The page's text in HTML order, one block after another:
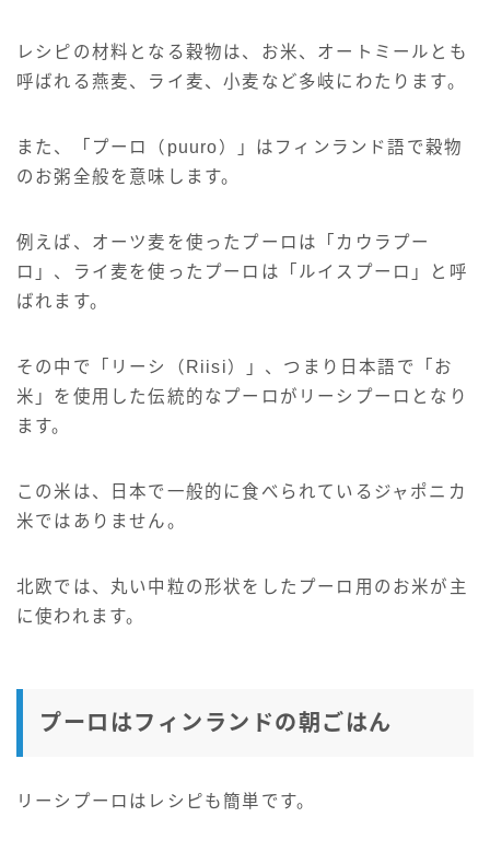
レシピの材料となる穀物は、お米、オートミールとも
呼ばれる燕麦、ライ麦、小麦など多岐にわたります。
また、「プーロ（puuro）」はフィンランド語で穀物
のお粥全般を意味します。
例えば、オーツ麦を使ったプーロは「カウラプー
ロ」、ライ麦を使ったプーロは「ルイスプーロ」と呼
ばれます。
その中で
「リーシ（Riisi）」、つまり日本語で「お
米」を使用した伝統的なプーロがリーシプーロと なり
ます。
この米は、日本で一般的に食べられているジャポニカ
米ではありません。
北欧では、丸い中粒の形状をしたプーロ用のお米が主
に使われます。
プーロはフィンランドの朝ごはん
リーシプーロはレシピも簡単です。